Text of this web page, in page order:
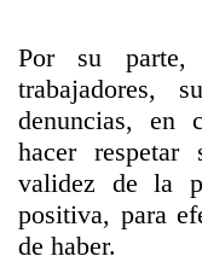
Por su
trabajadores,
denuncias, en
hacer
validez de la
positiva, para
de haber.